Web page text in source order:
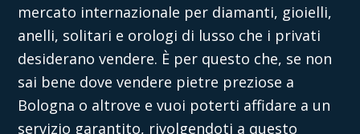
mercato internazionale per diamanti, gioielli,
anelli, solitari e orologi di lusso che i privati
desiderano vendere. È per questo che, se non
sai bene dove vendere pietre preziose a
Bologna o altrove e vuoi poterti affidare a un
servizio garantito, rivolgendoti a questo